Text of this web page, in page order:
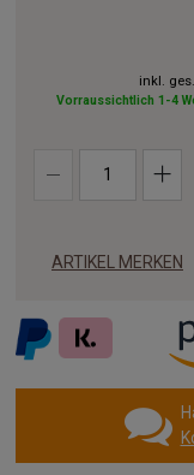
inkl.
Vorraussichtlich 1-4
ARTIKEL MERKEN